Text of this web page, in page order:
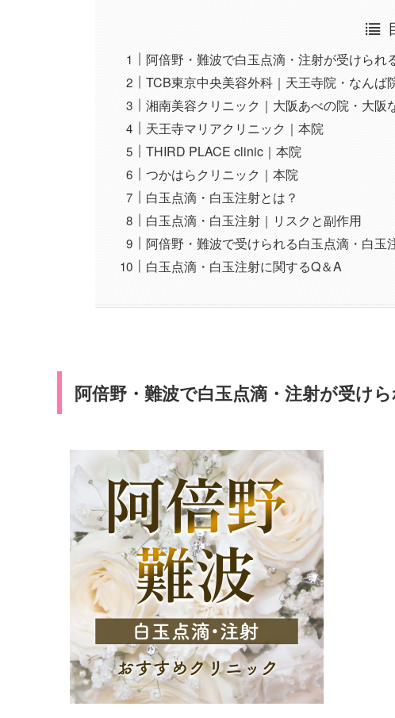
阿倍野・難波で白玉点滴・注射が受けられ
TCB東京中央美容外科｜天王寺院・なんば
湘南美容クリニック｜大阪あべの院・大阪
天王寺マリアクリニック｜本院
THIRD PLACE clinic｜本院
つかはらクリニック｜本院
白玉点滴・白玉注射とは？
白玉点滴・白玉注射｜リスクと副作用
阿倍野・難波で受けられる白玉点滴・白玉
白玉点滴・白玉注射に関するQ＆A
阿倍野・難波で白玉点滴・注射が受け